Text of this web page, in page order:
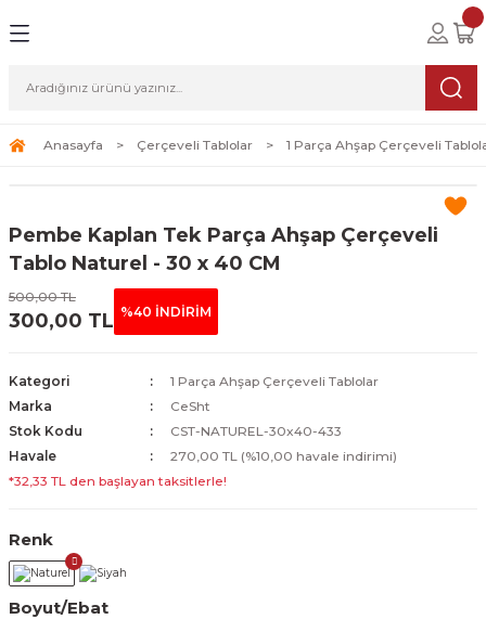
Tablolar
Tablolar
Sanat
Anasayfa Çerçeveli Tablolar 1 Parça Ahşap Çerçeveli
Pembe Kaplan Tek Parça Ahşap Çerçeveli
Tablo Naturel - 30 x 40 CM
500,00 TL
300,00 TL %40 İNDİRİM
Kategori
1 Parça Ahşap Çerçeveli Tablolar
Marka
CeSht
Stok Kodu
CST-NATUREL-30x40-433
Havale
270,00 TL (%10,00 havale indirimi)
*32,33 TL den başlayan taksitlerle!
Renk
Boyut/Ebat